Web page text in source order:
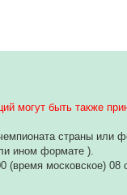
могут быть также
страны или
ином формате ).
московское) 08